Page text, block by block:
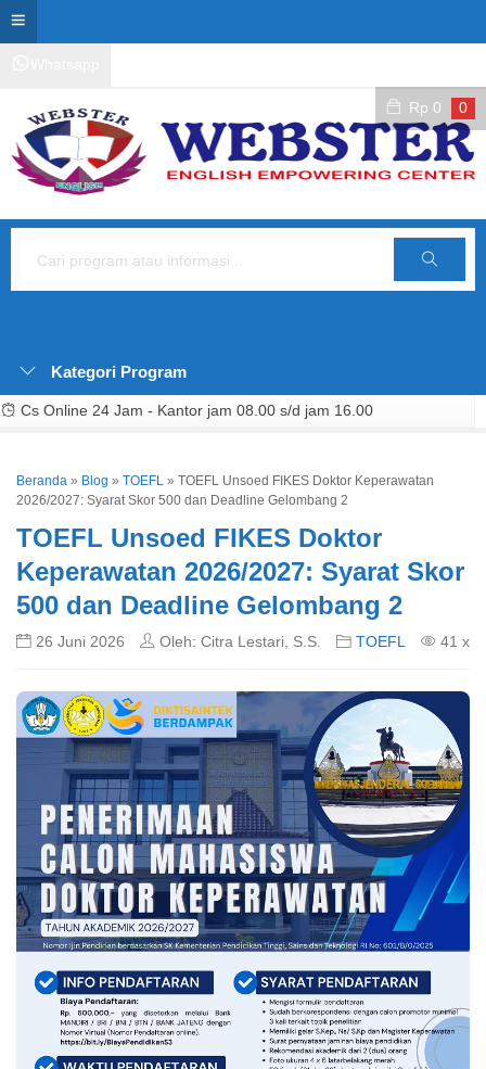
Rp 0 0
Cari
Kategori Program
Cs Online 24 Jam - Kantor jam 08.00 s/d jam 16.00
Beranda » Blog » TOEFL » TOEFL Unsoed FIKES Doktor Keperawatan
2026/2027: Syarat Skor 500 dan Deadline Gelombang 2
TOEFL Unsoed FIKES Doktor
Keperawatan 2026/2027: Syarat Skor
500 dan Deadline Gelombang 2
26 Juni 2026 Oleh: Citra Lestari, S.S. TOEFL 41 x